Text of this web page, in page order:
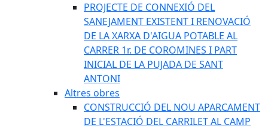
PROJECTE DE CONNEXIÓ DEL
SANEJAMENT EXISTENT I RENOVACIÓ
DE LA XARXA D'AIGUA POTABLE AL
CARRER 1r. DE COROMINES I PART
INICIAL DE LA PUJADA DE SANT
ANTONI
Altres obres
CONSTRUCCIÓ DEL NOU APARCAMENT
DE L'ESTACIÓ DEL CARRILET AL CAMP